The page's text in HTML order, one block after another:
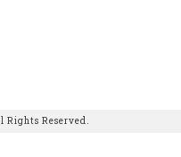
Reserved.